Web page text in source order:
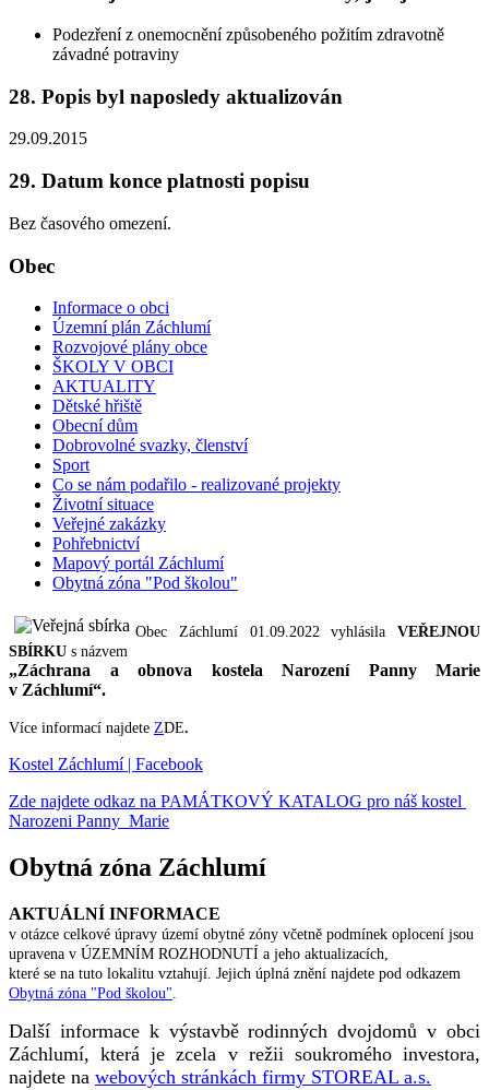
Podezření z onemocnění způsobeného požitím zdravotně
závadné potraviny
28. Popis byl naposledy aktualizován
29.09.2015
29. Datum konce platnosti popisu
Bez časového omezení.
Obec
Informace o obci
Územní plán Záchlumí
Rozvojové plány obce
ŠKOLY V OBCI
AKTUALITY
Dětské hřiště
Obecní dům
Dobrovolné svazky, členství
Sport
Co se nám podařilo - realizované projekty
Životní situace
Veřejné zakázky
Pohřebnictví
Mapový portál Záchlumí
Obytná zóna "Pod školou"
Obec Záchlumí 01.09.2022 vyhlásila VEŘEJNOU
SBÍRKU s názvem
„Záchrana a obnova kostela Narození Panny Marie
v Záchlumí“.
Více informací najdete ZDE.
Kostel Záchlumí | Facebook
Zde najdete odkaz na PAMÁTKOVÝ KATALOG pro náš kostel
Narozeni Panny Marie
Obytná zóna Záchlumí
AKTUÁLNÍ INFORMACE
v otázce celkové úpravy území obytné zóny včetně podmínek oplocení jsou
upravena v ÚZEMNÍM ROZHODNUTÍ a jeho aktualizacích,
které se na tuto lokalitu vztahují. Jejich úplná znění najdete pod odkazem
Obytná zóna "Pod školou".
Další informace k výstavbě rodinných dvojdomů v obci
Záchlumí, která je zcela v režii soukromého investora,
najdete na webových stránkách firmy STOREAL a.s.